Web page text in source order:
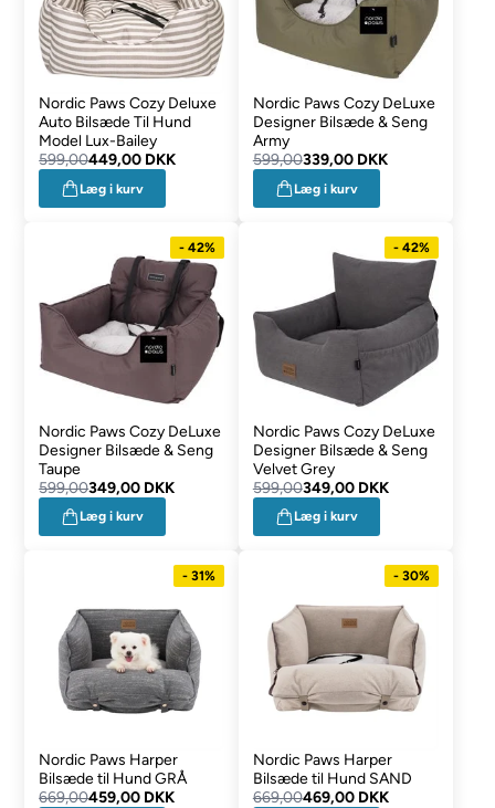
Nordic Paws Cozy Deluxe
Auto Bilsæde Til Hund
Model Lux-Bailey
599,00449,00 DKK
Læg i kurv
Nordic Paws Cozy DeLuxe
Designer Bilsæde & Seng
Army
599,00339,00 DKK
Læg i kurv
- 42%
Nordic Paws Cozy DeLuxe
Designer Bilsæde & Seng
Taupe
599,00349,00 DKK
Læg i kurv
- 42%
Nordic Paws Cozy DeLuxe
Designer Bilsæde & Seng
Velvet Grey
599,00349,00 DKK
Læg i kurv
- 31%
Nordic Paws Harper
Bilsæde til Hund GRÅ
669,00459,00 DKK
- 30%
Nordic Paws Harper
Bilsæde til Hund SAND
669,00469,00 DKK